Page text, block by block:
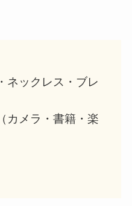
ネックレス・ブレ
カメラ・書籍・楽